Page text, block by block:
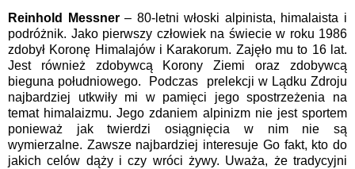
Reinhold Messner– 80-letni włoski alpinista, himalaista i
podróżnik. Jako pierwszy człowiek na świecie w roku 1986
zdobył Koronę Himalajów i Karakorum. Zajęło mu to 16 lat.
Jest również zdobywcą Korony Ziemi oraz zdobywcą
bieguna południowego.
Podczas
prelekcji w Lądku Zdroju
najbardziej utkwiły mi w pamięci jego spostrzeżenia na
temat himalaizmu. Jego zdaniem alpinizm nie jest sportem
ponieważ jak twierdzi osiągnięcia w nim nie są
wymierzalne. Zawsze najbardziej interesuje Go fakt, kto do
jakich celów dąży i czy wróci żywy. Uważa, że tradycyjni